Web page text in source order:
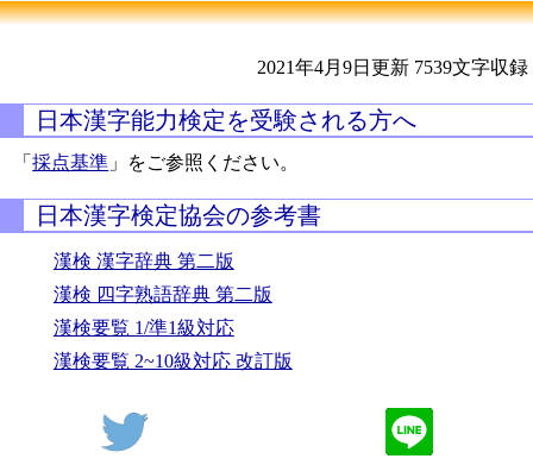
2021年4月9日更新 7539文字収録
日本漢字能力検定を受験される方へ
「採点基準 」をご参照ください。
日本漢字検定協会の参考書
漢検 漢字辞典 第二版
漢検 四字熟語辞典 第二版
漢検要覧 1/準1級対応
漢検要覧 2~10級対応 改訂版